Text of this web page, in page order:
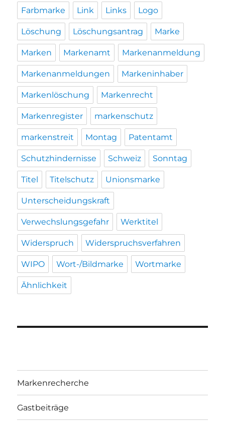
Farbmarke Link Links Logo
Löschung Löschungsantrag Marke
Marken Markenamt Markenanmeldung
Markenanmeldungen Markeninhaber
Markenlöschung Markenrecht
Markenregister markenschutz
markenstreit Montag Patentamt
Schutzhindernisse Schweiz Sonntag
Titel Titelschutz Unionsmarke
Unterscheidungskraft
Verwechslungsgefahr Werktitel
Widerspruch Widerspruchsverfahren
WIPO Wort-/Bildmarke Wortmarke
Ähnlichkeit
Markenrecherche
Gastbeiträge